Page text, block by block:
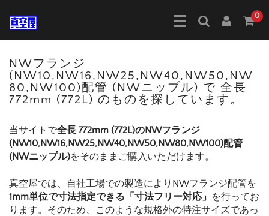
0
NWフランジ
(NW10,NW16,NW25,NW40,NW50,NW
80,NW100)配管 (NWニップル) で 全長
772mm (772L) のものを探しています。
当サイトで全長 772mm (772L)のNWフランジ
(NW10,NW16,NW25,NW40,NW50,NW80,NW100)配管
(NWニップル)をそのままご購入いただけます。
真空屋では、自社工場での製造によりNWフランジ配管を
1mm単位で寸法指定できる「寸法フリー対応」 を行ってお
ります。そのため、このような規格外の特注サイズであっ